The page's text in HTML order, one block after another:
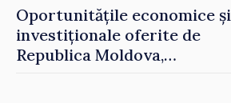
Oportunitățile economice și
investiționale oferite de
Republica Moldova,